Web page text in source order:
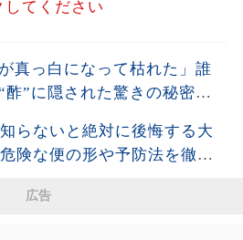
してください
真っ白になって枯れた」誰
酢”に隠された驚きの秘密と
らないと絶対に後悔する大
険な便の形や予防法を徹底
広告